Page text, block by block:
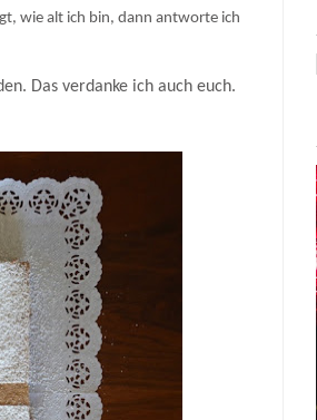
wie alt ich bin, dann antworte ich
Das verdanke ich auch euch.